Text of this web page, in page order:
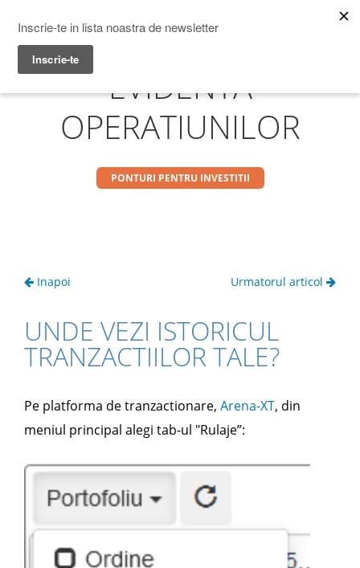
Menu
Prime Transaction
EVIDENTA
OPERATIUNILOR
PONTURI PENTRU INVESTITII
Inapoi Urmatorul articol
UNDE VEZI ISTORICUL
TRANZACTIILOR TALE?
Pe platforma de tranzactionare, Arena-XT, din
meniul principal alegi tab-ul "Rulaje”: